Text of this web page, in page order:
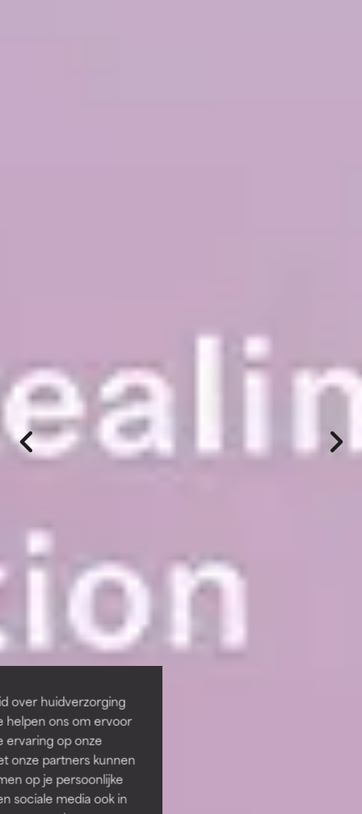
over huidverzorging
helpen ons om ervoor
ervaring op onze
onze partners kunnen
op je persoonlijke
sociale media ook in